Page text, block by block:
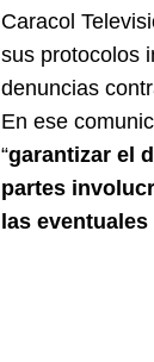
Caracol
sus protocolos
denuncias
En ese
“garantizar el
partes
las